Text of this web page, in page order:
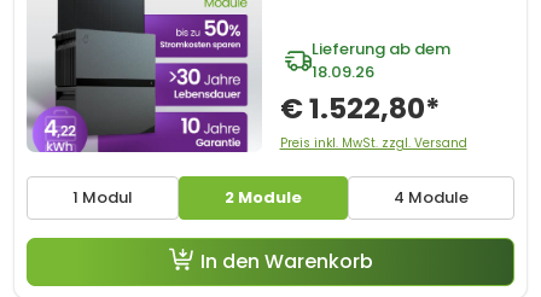
1 Modul 2 Module 4 Module
Lieferung ab dem
18.09.26
€ 1.522,80*
Preis inkl. MwSt. zzgl. Versand
In den Warenkorb